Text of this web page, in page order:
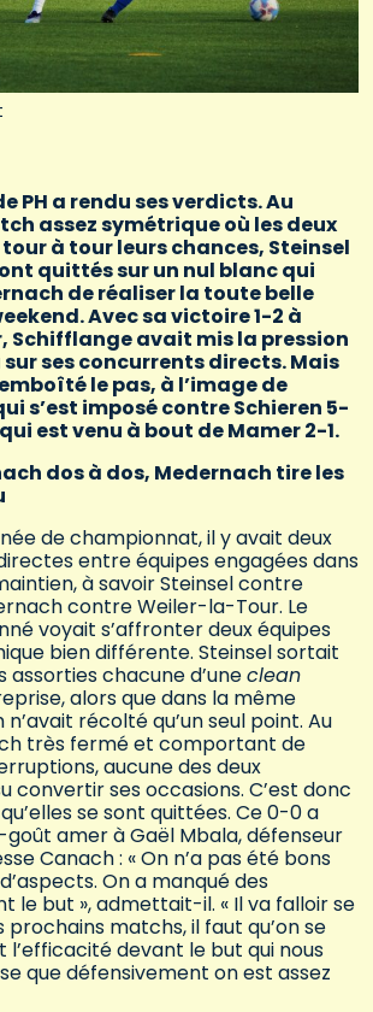
PH a rendu ses verdicts. Au
assez symétrique où les deux
à tour leurs chances, Steinsel
quittés sur un nul blanc qui
de réaliser la toute belle
Avec sa victoire 1-2 à
Schifflange avait mis la pression
sur ses concurrents directs. Mais
le pas, à l’image de
s’est imposé contre Schieren 5-
est venu à bout de Mamer 2-1.
dos à dos, Medernach tire les
de championnat, il y avait deux
entre équipes engagées dans
à savoir Steinsel contre
contre Weiler-la-Tour. Le
voyait s’affronter deux équipes
bien différente. Steinsel sortait
assorties chacune d’uneclean
alors que dans la même
récolté qu’un seul point. Au
très fermé et comportant de
aucune des deux
convertir ses occasions. C’est donc
se sont quittées. Ce 0-0 a
amer à Gaël Mbala, défenseur
Canach : « On n’a pas été bons
On a manqué des
le but », admettait-il. « Il va falloir se
matchs, il faut qu’on se
l’efficacité devant le but qui nous
que défensivement on est assez